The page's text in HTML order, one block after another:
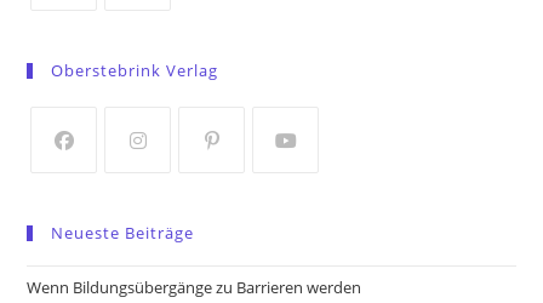
a
tab
tab
Oberstebrink Verlag
a
new
new
a
new
new
Neueste Beiträge
Wenn Bildungsübergänge zu Barrieren werden